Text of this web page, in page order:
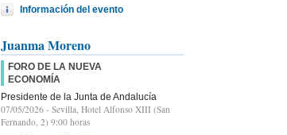
Información del evento
Juanma Moreno
FORO DE LA NUEVA
ECONOMÍA
Presidente de la Junta de Andalucía
07/05/2026 - Sevilla, Hotel Alfonso XIII (San
Fernando, 2) 9:00 horas